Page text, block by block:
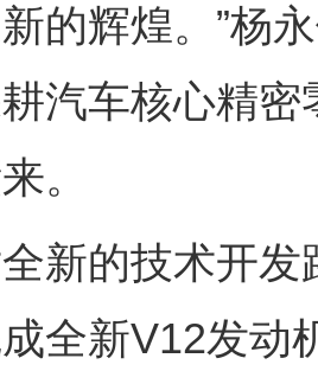
的辉煌。”杨
汽车核心精
。
的技术开发
全新V12发动